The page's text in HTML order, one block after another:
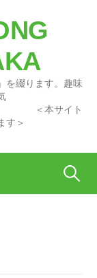
を綴ります。趣味
イト
す＞
検